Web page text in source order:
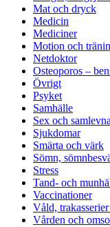
Mat och dryck
Medicin
Mediciner
Motion och
Netdoktor
Osteoporos –
Övrigt
Psyket
Samhälle
Sex och
Sjukdomar
Smärta och värk
Sömn,
Stress
Tand- och
Vaccinationer
Våld,
Vården och